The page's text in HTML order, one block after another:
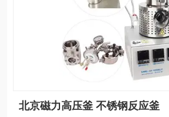
北京磁力高压釜 不锈钢反应釜